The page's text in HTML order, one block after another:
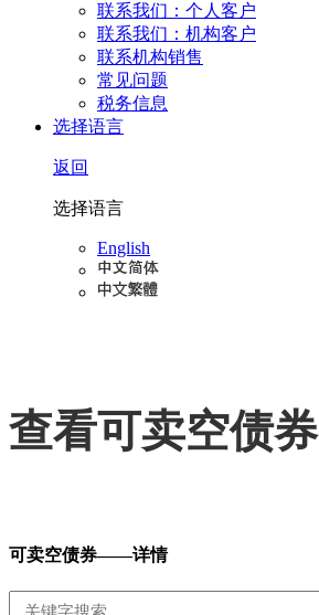
联系我们：个人客户
联系我们：机构客户
联系机构销售
常见问题
税务信息
选择语言
返回
选择语言
English
查看可卖空债券
可卖空债券——详情